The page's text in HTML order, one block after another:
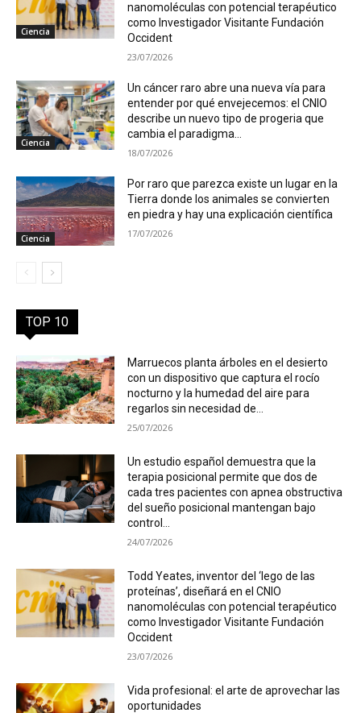
Ciencia
nanomoléculas con potencial terapéutico
como Investigador Visitante Fundación
Occident
23/07/2026
Ciencia
Un cáncer raro abre una nueva vía para
entender por qué envejecemos: el CNIO
describe un nuevo tipo de progeria que
cambia el paradigma...
18/07/2026
Ciencia
Por raro que parezca existe un lugar en la
Tierra donde los animales se convierten
en piedra y hay una explicación científica
17/07/2026
TOP 10
Marruecos planta árboles en el desierto
con un dispositivo que captura el rocío
nocturno y la humedad del aire para
regarlos sin necesidad de...
25/07/2026
Un estudio español demuestra que la
terapia posicional permite que dos de
cada tres pacientes con apnea obstructiva
del sueño posicional mantengan bajo
control...
24/07/2026
Todd Yeates, inventor del ‘lego de las
proteínas’, diseñará en el CNIO
nanomoléculas con potencial terapéutico
como Investigador Visitante Fundación
Occident
23/07/2026
Vida profesional: el arte de aprovechar las
oportunidades